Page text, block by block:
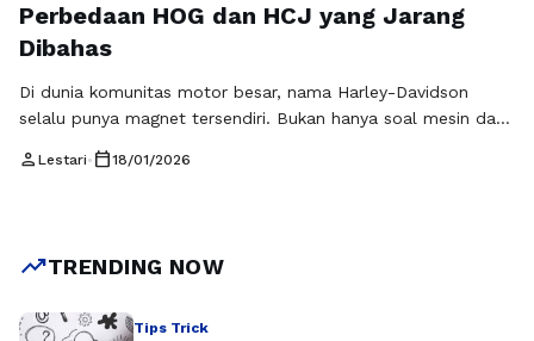
Perbedaan HOG dan HCJ yang Jarang
Dibahas
Di dunia komunitas motor besar, nama Harley-Davidson
selalu punya magnet tersendiri. Bukan hanya soal mesin dan
kebanggaan sebagai pengendara. Di sinilah sering muncul
bersaing, padahal …Baca Selengkapnya
person Lestari• calendar_today18/01/2026
trending_upTRENDING NOW
Tips Trick